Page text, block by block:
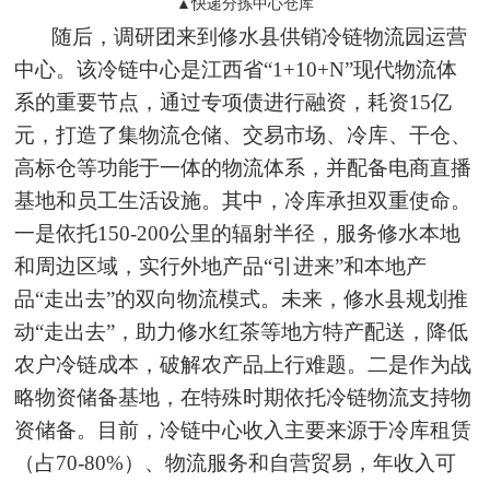
▲快递分拣中心仓库
随后，调研团来到修水县供销冷链物流园运营
中心。该冷链中心是江西省“1+10+N”现代物流体
系的重要节点，通过专项债进行融资，耗资15亿
元，打造了集物流仓储、交易市场、冷库、干仓、
高标仓等功能于一体的物流体系，并配备电商直播
基地和员工生活设施。其中，冷库承担双重使命。
一是依托150-200公里的辐射半径，服务修水本地
和周边区域，实行外地产品“引进来”和本地产
品“走出去”的双向物流模式。未来，修水县规划推
动“走出去”，助力修水红茶等地方特产配送，降低
农户冷链成本，破解农产品上行难题。二是作为战
略物资储备基地，在特殊时期依托冷链物流支持物
资储备。目前，冷链中心收入主要来源于冷库租赁
（占70-80%）、物流服务和自营贸易，年收入可